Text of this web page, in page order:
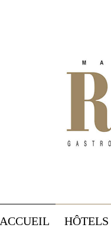
ACCUEIL HÔTELS